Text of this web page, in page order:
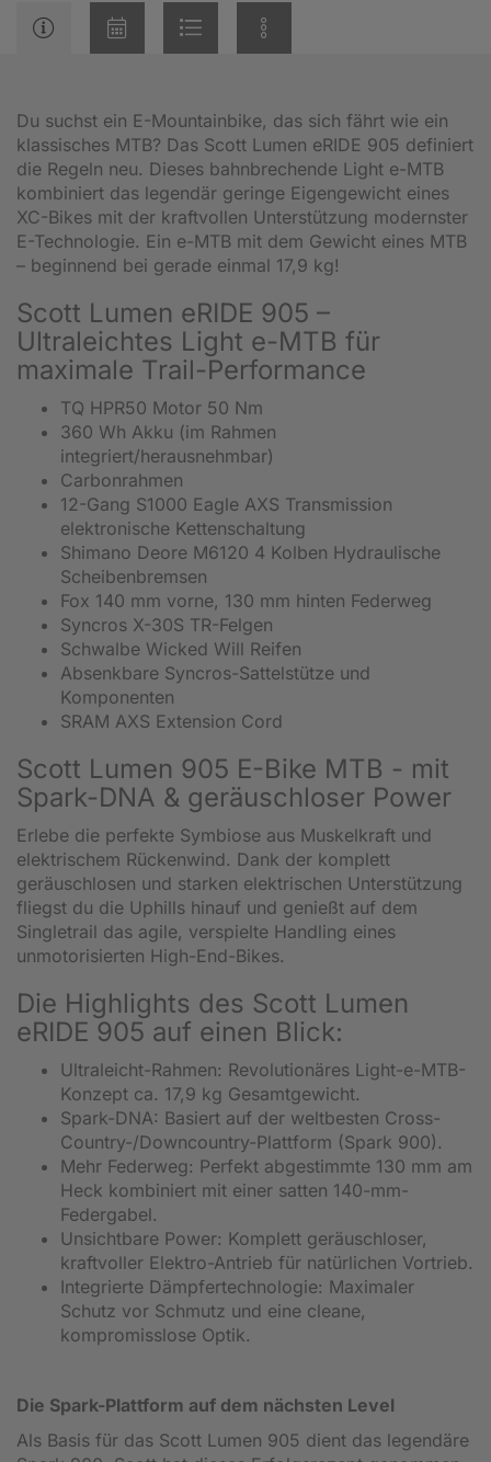
Du suchst ein E-Mountainbike, das sich fährt wie ein
klassisches MTB? Das Scott Lumen eRIDE 905 definiert
die Regeln neu. Dieses bahnbrechende Light e-MTB
kombiniert das legendär geringe Eigengewicht eines
XC-Bikes mit der kraftvollen Unterstützung modernster
E-Technologie. Ein e-MTB mit dem Gewicht eines MTB
– beginnend bei gerade einmal 17,9 kg!
Scott Lumen eRIDE 905 –
Ultraleichtes Light e-MTB für
maximale Trail-Performance
TQ HPR50 Motor 50 Nm
360 Wh Akku (im Rahmen
integriert/herausnehmbar)
Carbonrahmen
12-Gang S1000 Eagle AXS Transmission
elektronische Kettenschaltung
Shimano Deore M6120 4 Kolben Hydraulische
Scheibenbremsen
Fox 140 mm vorne, 130 mm hinten Federweg
Syncros X-30S TR-Felgen
Schwalbe Wicked Will Reifen
Absenkbare Syncros-Sattelstütze und
Komponenten
SRAM AXS Extension Cord
Scott Lumen 905 E-Bike MTB - mit
Spark-DNA & geräuschloser Power
Erlebe die perfekte Symbiose aus Muskelkraft und
elektrischem Rückenwind. Dank der komplett
geräuschlosen und starken elektrischen Unterstützung
fliegst du die Uphills hinauf und genießt auf dem
Singletrail das agile, verspielte Handling eines
unmotorisierten High-End-Bikes.
Die Highlights des Scott Lumen
eRIDE 905 auf einen Blick:
Ultraleicht-Rahmen: Revolutionäres Light-e-MTB-
Konzept ca. 17,9 kg Gesamtgewicht.
Spark-DNA: Basiert auf der weltbesten Cross-
Country-/Downcountry-Plattform (Spark 900).
Mehr Federweg: Perfekt abgestimmte 130 mm am
Heck kombiniert mit einer satten 140-mm-
Federgabel.
Unsichtbare Power: Komplett geräuschloser,
kraftvoller Elektro-Antrieb für natürlichen Vortrieb.
Integrierte Dämpfertechnologie: Maximaler
Schutz vor Schmutz und eine cleane,
kompromisslose Optik.
Die Spark-Plattform auf dem nächsten Level
Als Basis für das Scott Lumen 905 dient das legendäre